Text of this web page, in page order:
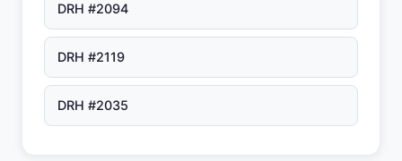
DRH #2094
DRH #2119
DRH #2035